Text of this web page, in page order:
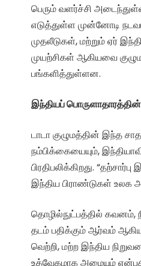
பெரும் வளர்ச்சி
எடுத்துள்ள முன்னோடி
முதலீடுகள், மற்றும் ஏர்
முயற்சிகள் ஆகியவை
பங்களித்துள்ளன.
இந்தியப் பொருளாதாரத்தின்
டாடா குழுமத்தின் இந்த
நம்பிக்கையையும்,
பிரதிபலிக்கிறது.
இந்திய பிராண்டுகள்
தொழில்நுட்பத்தில் கவனம்,
தடம் பதிக்கும் ஆர்வம்
வெற்றி, மற்ற இந்திய
உத்வேகமாக அமையும்